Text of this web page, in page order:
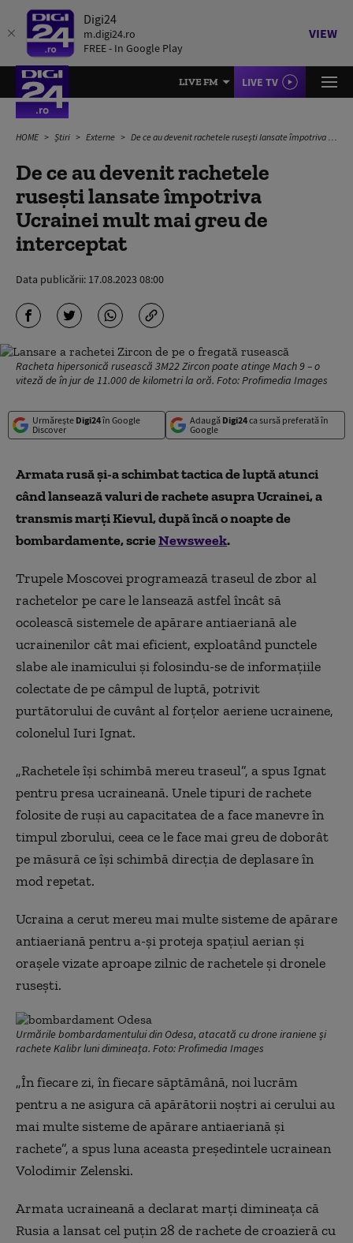
Digi24
m.digi24.ro
FREE - In Google Play
VIEW
LIVE FM LIVE TV
HOME Știri Externe De ce au devenit rachetele rusești lansate împotriva Ucrainei mult mai greu de interceptat
De ce au devenit rachetele
rusești lansate împotriva
Ucrainei mult mai greu de
interceptat
Data publicării: 17.08.2023 08:00
Racheta hipersonică rusească 3M22 Zircon poate atinge Mach 9 – o
viteză de în jur de 11.000 de kilometri la oră. Foto: Profimedia Images
Urmărește Digi24în Google
Discover
Adaugă Digi24ca sursă preferată în
Google
Armata rusă și-a schimbat tactica de luptă atunci
când lansează valuri de rachete asupra Ucrainei, a
transmis marți Kievul, după încă o noapte de
bombardamente, scrieNewsweek.
Trupele Moscovei programează traseul de zbor al
rachetelor pe care le lansează astfel încât să
ocolească sistemele de apărare antiaeriană ale
ucrainenilor cât mai eficient, exploatând punctele
slabe ale inamicului și folosindu-se de informațiile
colectate de pe câmpul de luptă, potrivit
purtătorului de cuvânt al forțelor aeriene ucrainene,
colonelul Iuri Ignat.
„Rachetele își schimbă mereu traseul”, a spus Ignat
pentru presa ucraineană. Unele tipuri de rachete
folosite de ruși au capacitatea de a face manevre în
timpul zborului, ceea ce le face mai greu de doborât
pe măsură ce își schimbă direcția de deplasare în
mod repetat.
Ucraina a cerut mereu mai multe sisteme de apărare
antiaeriană pentru a-și proteja spațiul aerian și
orașele vizate aproape zilnic de rachetele și dronele
rusești.
Urmările bombardamentului din Odesa, atacată cu drone iraniene și
rachete Kalibr luni dimineața. Foto: Profimedia Images
„În fiecare zi, în fiecare săptămână, noi lucrăm
pentru a ne asigura că apărătorii noștri ai cerului au
mai multe sisteme de apărare antiaeriană și
rachete”, a spus luna aceasta președintele ucrainean
Volodimir Zelenski.
Armata ucraineană a declarat marți dimineața că
Rusia a lansat cel puțin 28 de rachete de croazieră cu